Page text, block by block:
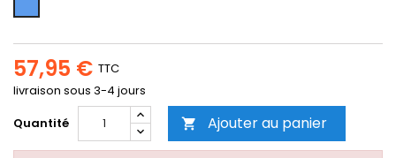
57,95 € TTC
livraison sous 3-4 jours
Quantité
 Ajouter au panier